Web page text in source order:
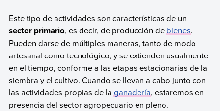
Este tipo de actividades son características de un
sector primario, es decir, de producción debienes.
Pueden darse de múltiples maneras, tanto de modo
artesanal como tecnológico, y se extienden usualmente
en el tiempo, conforme a las etapas estacionarias de la
siembra y el cultivo. Cuando se llevan a cabo junto con
las actividades propias de laganadería, estaremos en
presencia del sector agropecuario en pleno.